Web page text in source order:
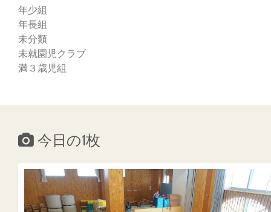
年少組
年長組
未分類
未就園児クラブ
満３歳児組
今日の1枚